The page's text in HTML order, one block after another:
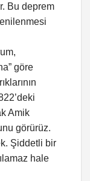
Bu deprem
göre
Amik
görürüz.
Şiddetli bir
hale